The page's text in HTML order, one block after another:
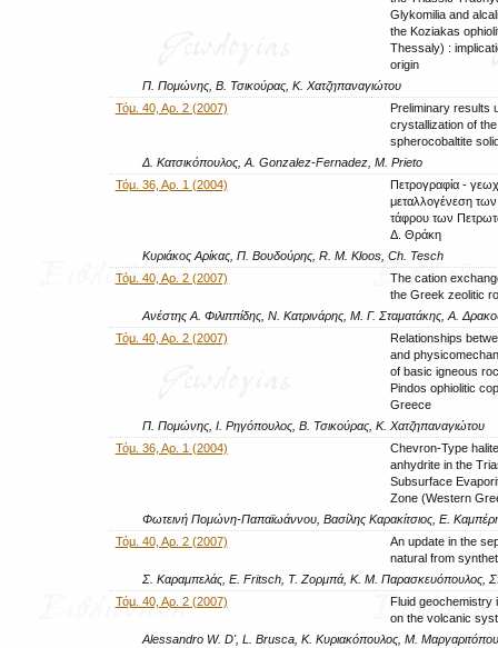
Glykomilia and
the Koziakas
Thessaly) :
origin
Π. Πομώνης, Β. Τσικούρας, Κ. Χατζηπαναγιώτου
Τόμ. 40, Αρ. 2 (2007)
Preliminary results
crystallization of
spherocobaltite
Δ. Κατσικόπουλος, A. Gonzalez-Fernadez, M. Prieto
Τόμ. 36, Αρ. 1 (2004)
Πετρογραφία -
μεταλλογένεση των
τάφρου των
Δ. Θράκη
Κυριάκος Αρίκας, Π. Βουδούρης, R. M. Kloos, Ch. Tesch
Τόμ. 40, Αρ. 2 (2007)
The cation
the Greek zeolitic
Ανέστης Α. Φιλιππίδης, Ν. Κατρινάρης, Μ. Γ. Σταματάκης, Α.
Τόμ. 40, Αρ. 2 (2007)
Relationships
and
of basic igneous
Pindos ophiolitic
Greece
Π. Πομώνης, Ι. Ρηγόπουλος, Β. Τσικούρας, Κ. Χατζηπαναγιώτου
Τόμ. 36, Αρ. 1 (2004)
Chevron-Type
anhydrite in the
Subsurface
Zone (Western
Φωτεινή Πομώνη-Παπαϊωάννου, Βασίλης Καρακίτσιος, Ε.
Τόμ. 40, Αρ. 2 (2007)
An update in the
natural from
Σ. Καραμπελάς, E. Fritsch, Τ. Ζορμπά, Κ. Μ. Παρασκευόπουλος,
Τόμ. 40, Αρ. 2 (2007)
Fluid geochemistry
on the volcanic
Alessandro W. D', L. Brusca, Κ. Κυριακόπουλος, Μ.